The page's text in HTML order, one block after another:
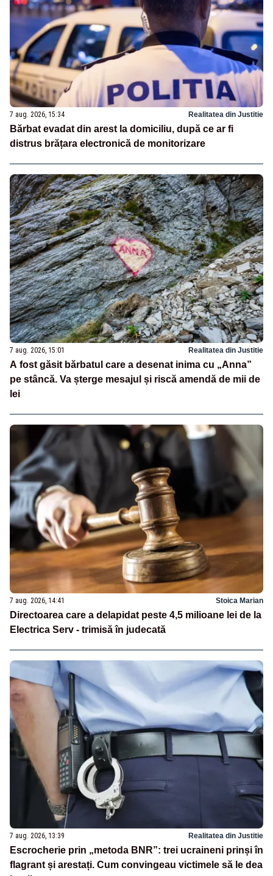
7 aug. 2026, 15:34 Realitatea din Justitie
Bărbat evadat din arest la domiciliu, după ce ar fi
distrus brățara electronică de monitorizare
7 aug. 2026, 15:01 Realitatea din Justitie
A fost găsit bărbatul care a desenat inima cu „Anna”
pe stâncă. Va șterge mesajul și riscă amendă de mii de
lei
7 aug. 2026, 14:41 Stoica Marian
Directoarea care a delapidat peste 4,5 milioane lei de la
Electrica Serv - trimisă în judecată
7 aug. 2026, 13:39 Realitatea din Justitie
Escrocherie prin „metoda BNR”: trei ucraineni prinși în
flagrant și arestați. Cum convingeau victimele să le dea